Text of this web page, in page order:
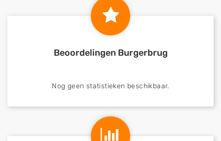
Beoordelingen Burgerbrug
Nog geen statistieken beschikbaar.